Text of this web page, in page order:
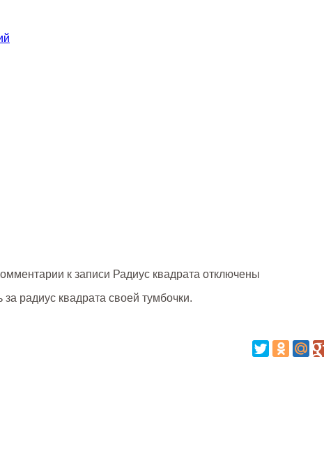
к записи Радиус квадрата отключены
радиус квадрата своей тумбочки.